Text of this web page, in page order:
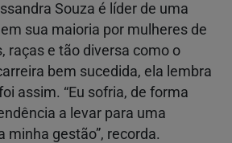
Souza é líder de uma
sua maioria por mulheres de
raças e tão diversa como o
bem sucedida, ela lembra
assim. “Eu sofria, de forma
a levar para uma
minha gestão”, recorda.